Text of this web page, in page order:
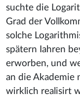
suchte die
Grad der
solche
spätern Iahren
erworben, und
an die Akademie
wirklich realisirt